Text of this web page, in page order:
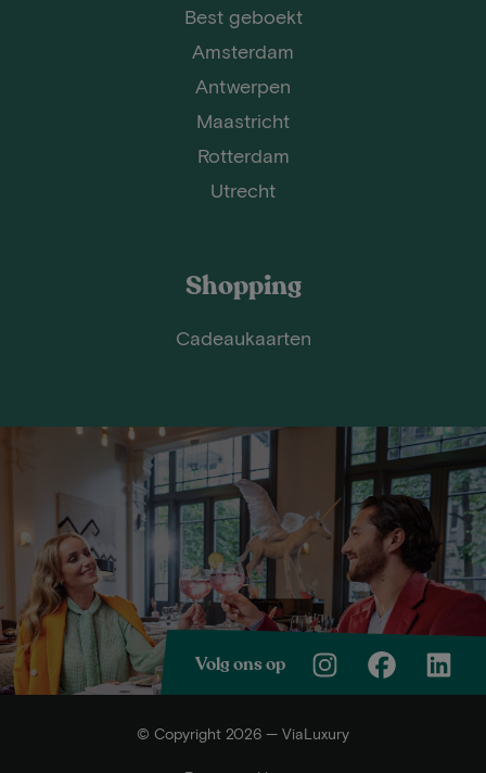
Best geboekt
Amsterdam
Antwerpen
Maastricht
Rotterdam
Utrecht
Shopping
Cadeaukaarten
Volg ons op
© Copyright 2026 — ViaLuxury